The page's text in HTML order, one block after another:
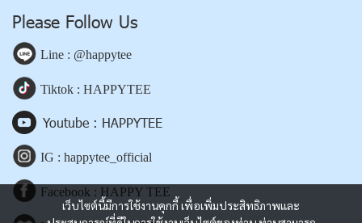
เว็บไซต์นี้มีการใช้งานคุกกี้ เพื่อเพิ่มประสิทธิภาพและ
Please Follow Us
Line : @happytee
Tiktok : HAPPYTEE
Youtube : HAPPYTEE
IG : happytee_official
Facebook : HAPPY TEE